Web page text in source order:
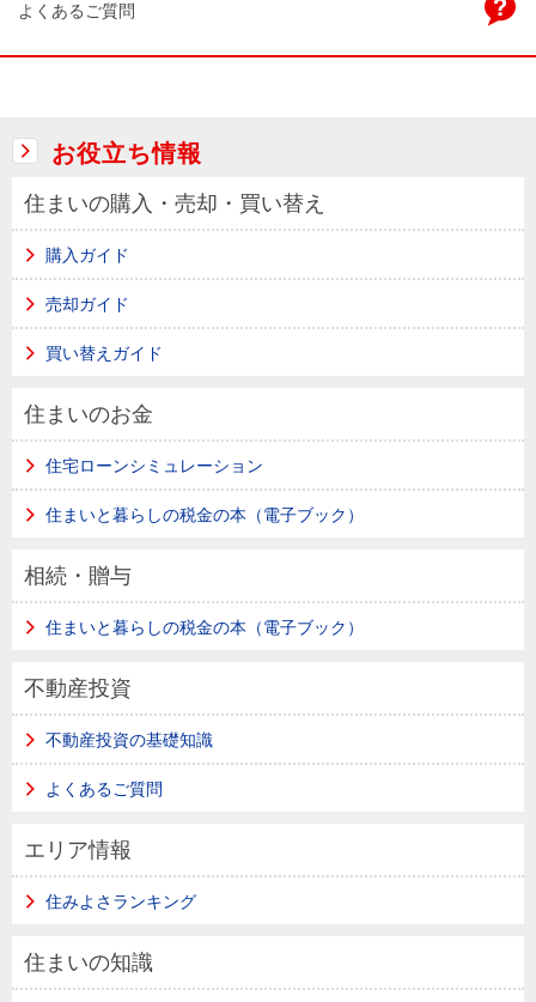
よくあるご質問
お役立ち情報
住まいの購入・売却・買い替え
購入ガイド
売却ガイド
買い替えガイド
住まいのお金
住宅ローンシミュレーション
住まいと暮らしの税金の本（電子ブック）
相続・贈与
住まいと暮らしの税金の本（電子ブック）
不動産投資
不動産投資の基礎知識
よくあるご質問
エリア情報
住みよさランキング
住まいの知識